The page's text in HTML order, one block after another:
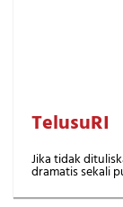
TelusuRI
Jika tidak
dramatis sekali